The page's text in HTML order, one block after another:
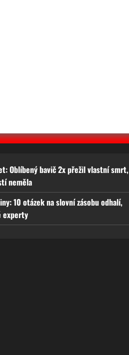
Oblíbený bavič 2x přežil vlastní smrt,
neměla
10 otázek na slovní zásobu odhalí,
experty